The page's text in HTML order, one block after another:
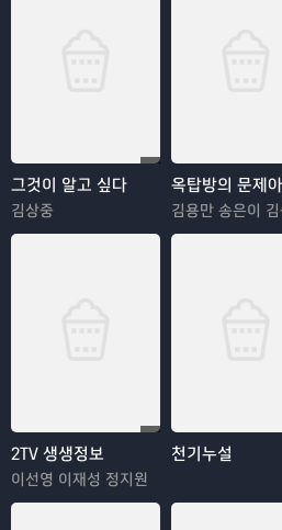
그것이 알고 싶다
김상중
옥탑방의 문제
2TV 생생정보
이선영 이재성 정지원
천기누설